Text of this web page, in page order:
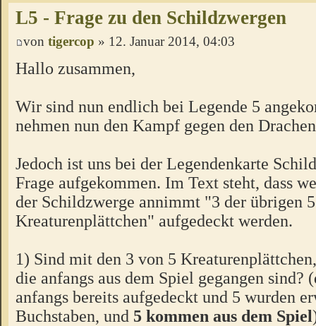
L5 - Frage zu den Schildzwergen
von tigercop » 12. Januar 2014, 04:03
Hallo zusammen,
Wir sind nun endlich bei Legende 5
nehmen nun den Kampf gegen den
Jedoch ist uns bei der Legendenkarte
Frage aufgekommen. Im Text steht, dass
der Schildzwerge annimmt "3 der übrigen 5
Kreaturenplättchen" aufgedeckt werden.
1) Sind mit den 3 von 5
die anfangs aus dem Spiel gegangen sind?
anfangs bereits aufgedeckt und 5 wurden
Buchstaben, und 5 kommen aus dem Spiel